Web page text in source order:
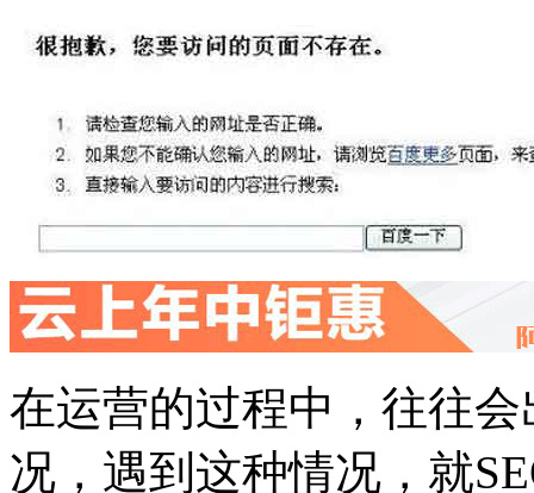
在运营的过程中，往往
况，遇到这种情况，就